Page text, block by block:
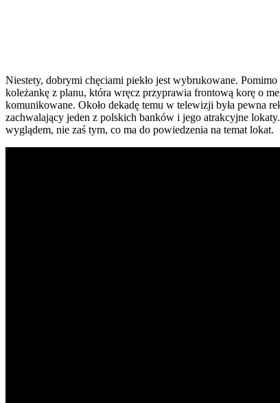
Niestety, dobrymi chęciami piekło jest wybrukowane.
koleżankę z planu, która wręcz przyprawia frontową korę o
komunikowane. Około dekadę temu w telewizji była pewna
zachwalający jeden z polskich banków i jego atrakcyjne
wyglądem, nie zaś tym, co ma do powiedzenia na temat lokat.